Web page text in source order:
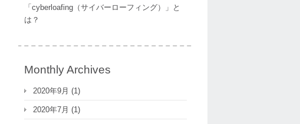
「cyberloafing（サイバーローフィング）」と
は？
Monthly Archives
2020年9月 (1)
2020年7月 (1)